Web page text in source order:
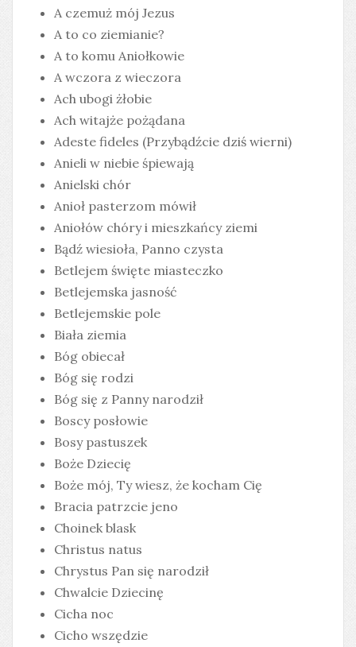
A czemuż mój Jezus
A to co ziemianie?
A to komu Aniołkowie
A wczora z wieczora
Ach ubogi żłobie
Ach witajże pożądana
Adeste fideles (Przybądźcie dziś wierni)
Anieli w niebie śpiewają
Anielski chór
Anioł pasterzom mówił
Aniołów chóry i mieszkańcy ziemi
Bądź wiesioła, Panno czysta
Betlejem święte miasteczko
Betlejemska jasność
Betlejemskie pole
Biała ziemia
Bóg obiecał
Bóg się rodzi
Bóg się z Panny narodził
Boscy posłowie
Bosy pastuszek
Boże Dziecię
Boże mój, Ty wiesz, że kocham Cię
Bracia patrzcie jeno
Choinek blask
Christus natus
Chrystus Pan się narodził
Chwalcie Dziecinę
Cicha noc
Cicho wszędzie